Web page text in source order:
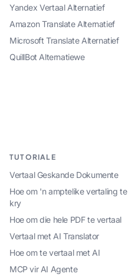
Yandex Vertaal Alternatief
Amazon Translate Alternatief
Microsoft Translate Alternatief
QuillBot Alternatiewe
TUTORIALE
Vertaal Geskande Dokumente
Hoe om 'n amptelike vertaling te
kry
Hoe om die hele PDF te vertaal
Vertaal met AI Translator
Hoe om te vertaal met AI
MCP vir AI Agente